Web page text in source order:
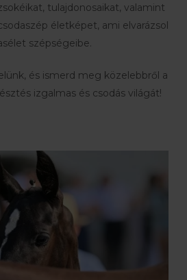
tulajdonosaikat, valamint
életképet, ami elvarázsol
szépségeibe.
és ismerd meg közelebbről a
izgalmas és csodás világát!